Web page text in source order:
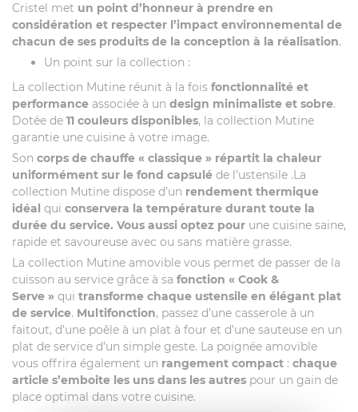
Cristel met un point d’honneur à prendre en
considération et respecter l’impact environnemental de
chacun de ses produits de la conception à la réalisation.
Un point sur la collection :
La collection Mutine réunit à la fois fonctionnalité et
performance associée à un design minimaliste et sobre.
Dotée de 11 couleurs disponibles, la collection Mutine
garantie une cuisine à votre image.
Son corps de chauffe « classique » répartit la chaleur
uniformément sur le fond capsulé de l’ustensile .La
collection Mutine dispose d’un rendement thermique
idéal qui conservera la température durant toute la
durée du service. Vous aussi optez pour une cuisine saine,
rapide et savoureuse avec ou sans matière grasse.
La collection Mutine amovible vous permet de passer de la
cuisson au service grâce à sa fonction « Cook &
Serve » qui transforme chaque ustensile en élégant plat
de service. Multifonction, passez d’une casserole à un
faitout, d’une poêle à un plat à four et d’une sauteuse en un
plat de service d’un simple geste. La poignée amovible
vous offrira également un rangement compact : chaque
article s’emboite les uns dans les autres pour un gain de
place optimal dans votre cuisine.